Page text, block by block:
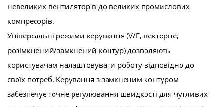
невеликих вентиляторів до великих промислових
компресорів.
Універсальні режими керування (V/F, векторне,
розімкнений/замкнений контур) дозволяють
користувачам налаштовувати роботу відповідно до
своїх потреб. Керування з замкненим контуром
забезпечує точне регулювання швидкості для чутливих